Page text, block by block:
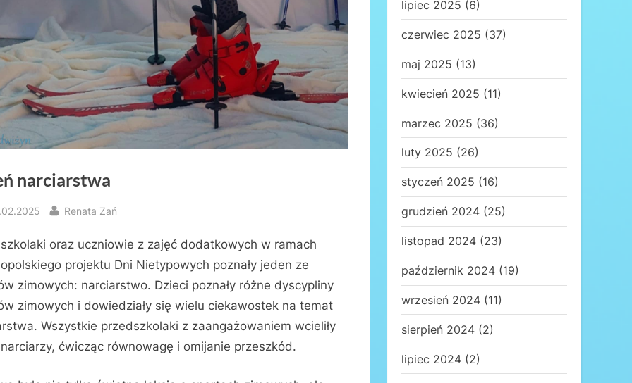
narciarstwa
By
Renata Zań
oraz uczniowie z zajęć dodatkowych w ramach
projektu Dni Nietypowych poznały jeden ze
zimowych: narciarstwo. Dzieci poznały różne dyscypliny
zimowych i dowiedziały się wielu ciekawostek na temat
Wszystkie przedszkolaki z zaangażowaniem wcieliły
ćwicząc równowagę i omijanie przeszkód.
lipiec 2025 (6)
czerwiec 2025 (37)
maj 2025 (13)
kwiecień 2025 (11)
marzec 2025 (36)
luty 2025 (26)
styczeń 2025 (16)
grudzień 2024 (25)
listopad 2024 (23)
październik 2024 (19)
wrzesień 2024 (11)
sierpień 2024 (2)
lipiec 2024 (2)